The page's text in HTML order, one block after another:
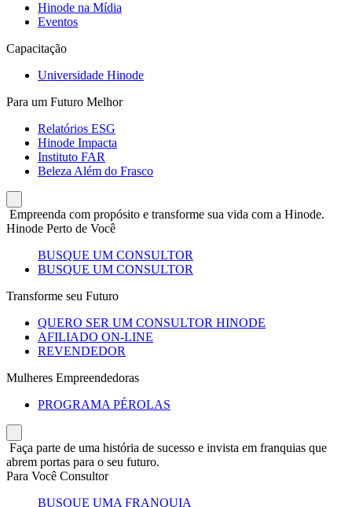
Hinode na Mídia
Eventos
Capacitação
Universidade Hinode
Para um Futuro Melhor
Relatórios ESG
Hinode Impacta
Instituto FAR
Beleza Além do Frasco
Empreenda com propósito e transforme sua vida com a Hinode.
Hinode Perto de Você
BUSQUE UM CONSULTOR
BUSQUE UM CONSULTOR
Transforme seu Futuro
QUERO SER UM CONSULTOR HINODE
AFILIADO ON-LINE
REVENDEDOR
Mulheres Empreendedoras
PROGRAMA PÉROLAS
Faça parte de uma história de sucesso e invista em franquias que
abrem portas para o seu futuro.
Para Você Consultor
BUSQUE UMA FRANQUIA